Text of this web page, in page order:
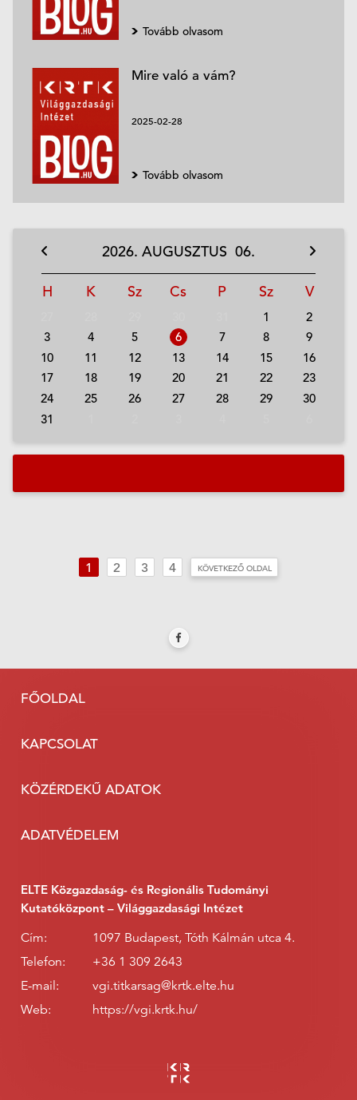
Tovább olvasom
Mire való a vám?
2025-02-28
Tovább olvasom
2026. AUGUSZTUS 06.
H K Sz Cs P Sz V
1
2
3
4 5 6 7 8
9
10
11 12 13 14 15
16
17
18 19 20 21 22
23
24
25 26 27 28 29
30
31
a
1 2 3 4 KÖVETKEZŐ OLDAL
FŐOLDAL
KAPCSOLAT
KÖZÉRDEKŰ ADATOK
ADATVÉDELEM
ELTE Közgazdaság- és Regionális Tudományi
Kutatóközpont – Világgazdasági Intézet
Cím:
1097 Budapest, Tóth Kálmán utca 4.
Telefon:
+36 1 309 2643
E-mail:
vgi.titkarsag@krtk.elte.hu
Web:
https://vgi.krtk.hu/